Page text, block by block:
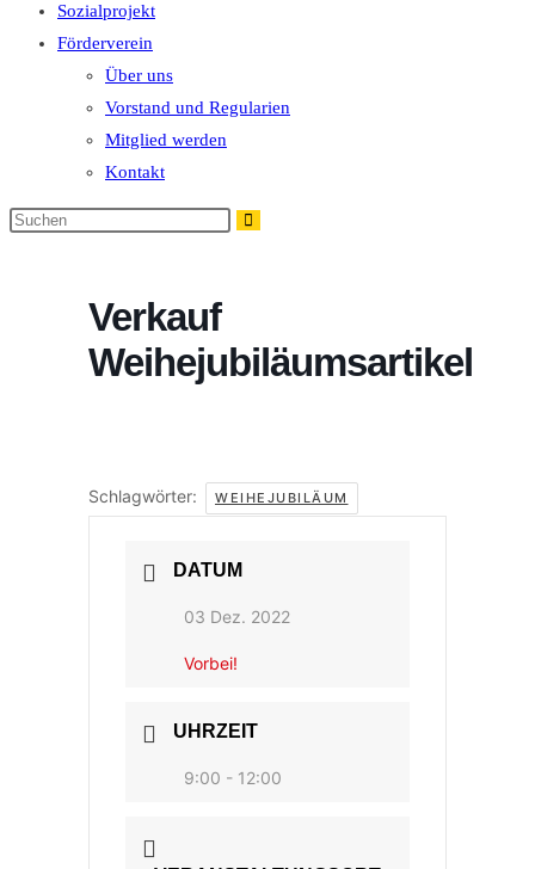
Sozialprojekt
Förderverein
Über uns
Vorstand und Regularien
Mitglied werden
Kontakt
Diese
Verkauf
Weihejubiläumsartikel
Schlagwörter: WEIHEJUBILÄUM
DATUM
03 Dez. 2022
Vorbei!
UHRZEIT
9:00 - 12:00